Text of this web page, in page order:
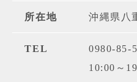
所在地 沖縄県八
TEL
0980-85-
10:00～